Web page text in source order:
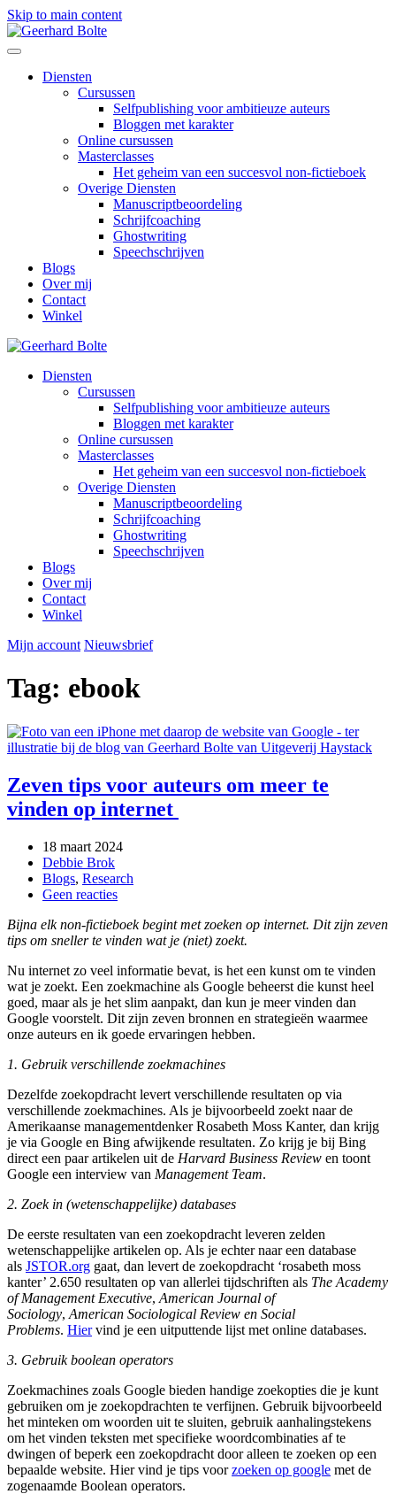
Skip to main content
Diensten
Cursussen
Selfpublishing voor ambitieuze auteurs
Bloggen met karakter
Online cursussen
Masterclasses
Het geheim van een succesvol non-fictieboek
Overige Diensten
Manuscriptbeoordeling
Schrijfcoaching
Ghostwriting
Speechschrijven
Blogs
Over mij
Contact
Winkel
Diensten
Cursussen
Selfpublishing voor ambitieuze auteurs
Bloggen met karakter
Online cursussen
Masterclasses
Het geheim van een succesvol non-fictieboek
Overige Diensten
Manuscriptbeoordeling
Schrijfcoaching
Ghostwriting
Speechschrijven
Blogs
Over mij
Contact
Winkel
Mijn account Nieuwsbrief
Tag: ebook
Zeven tips voor auteurs om meer te
vinden op internet
18 maart 2024
Debbie Brok
Blogs, Research
Geen reactiesop
tips
voor
om
meer
te
vinden
op
Bijna elk non-fictieboek begint met zoeken op internet. Dit zijn zeven
tips om sneller te vinden wat je (niet) zoekt.
Nu internet zo veel informatie bevat, is het een kunst om te vinden
wat je zoekt. Een zoekmachine als Google beheerst die kunst heel
goed, maar als je het slim aanpakt, dan kun je meer vinden dan
Google voorstelt. Dit zijn zeven bronnen en strategieën waarmee
onze auteurs en ik goede ervaringen hebben.
1. Gebruik verschillende zoekmachines
Dezelfde zoekopdracht levert verschillende resultaten op via
verschillende zoekmachines. Als je bijvoorbeeld zoekt naar de
Amerikaanse managementdenker Rosabeth Moss Kanter, dan krijg
je via Google en Bing afwijkende resultaten. Zo krijg je bij Bing
direct een paar artikelen uit de Harvard Business Review en toont
Google een interview van Management Team.
2. Zoek in (wetenschappelijke) databases
De eerste resultaten van een zoekopdracht leveren zelden
wetenschappelijke artikelen op. Als je echter naar een database
als JSTOR.org gaat, dan levert de zoekopdracht ‘rosabeth moss
kanter’ 2.650 resultaten op van allerlei tijdschriften als The Academy
of Management Executive, American Journal of
Sociology, American Sociological Review en Social
Problems. Hiervind je een uitputtende lijst met online databases.
3. Gebruik boolean operators
Zoekmachines zoals Google bieden handige zoekopties die je kunt
gebruiken om je zoekopdrachten te verfijnen. Gebruik bijvoorbeeld
het minteken om woorden uit te sluiten, gebruik aanhalingstekens
om het vinden teksten met specifieke woordcombinaties af te
dwingen of beperk een zoekopdracht door alleen te zoeken op een
bepaalde website. Hier vind je tips voorzoeken op google met de
zogenaamde Boolean operators.